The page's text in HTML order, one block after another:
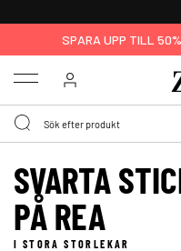
SPARA UPP TILL
Menu
SVARTA
PÅ REA
I STORA STORLEKAR